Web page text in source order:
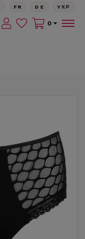
FR DE YКР
0